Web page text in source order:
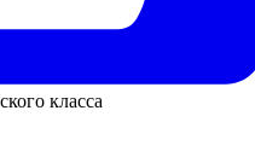
класса